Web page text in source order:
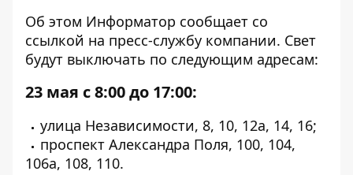
Об этом Информатор сообщает со
ссылкой на пресс-службу компании. Свет
будут выключать по следующим адресам:
23 мая с 8:00 до 17:00:
улица Независимости, 8, 10, 12а, 14, 16;
проспект Александра Поля, 100, 104,
106а, 108, 110.